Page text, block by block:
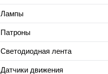
Лампы
Патроны
Светодиодная лента
Датчики движения